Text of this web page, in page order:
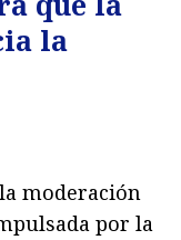
la
moderación
por la